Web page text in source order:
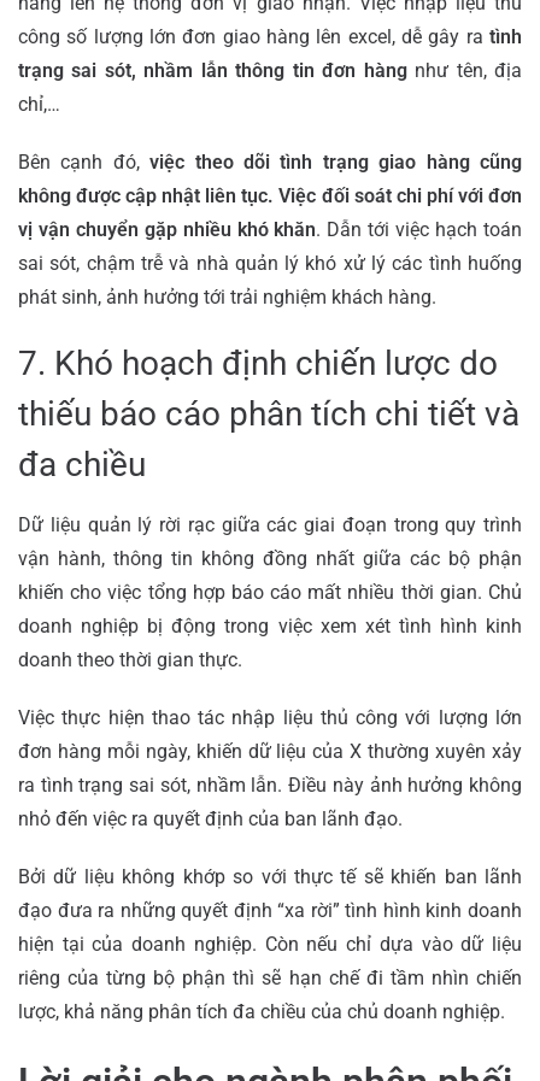
công số lượng lớn đơn giao hàng lên excel, dễ gây ra tình
trạng sai sót, nhầm lẫn thông tin đơn hàngnhư tên, địa
chỉ,…
Bên cạnh đó,việc theo dõi tình trạng giao hàng cũng
không được cập nhật liên tục. Việc đối soát chi phí với đơn
vị vận chuyển gặp nhiều khó khăn. Dẫn tới việc hạch toán
sai sót, chậm trễ và nhà quản lý khó xử lý các tình huống
phát sinh, ảnh hưởng tới trải nghiệm khách hàng.
7. Khó hoạch định chiến lược do
thiếu báo cáo phân tích chi tiết và
đa chiều
Dữ liệu quản lý rời rạc giữa các giai đoạn trong quy trình
vận hành, thông tin không đồng nhất giữa các bộ phận
khiến cho việc tổng hợp báo cáo mất nhiều thời gian. Chủ
doanh nghiệp bị động trong việc xem xét tình hình kinh
doanh theo thời gian thực.
Việc thực hiện thao tác nhập liệu thủ công với lượng lớn
đơn hàng mỗi ngày, khiến dữ liệu của X thường xuyên xảy
ra tình trạng sai sót, nhầm lẫn. Điều này ảnh hưởng không
nhỏ đến việc ra quyết định của ban lãnh đạo.
Bởi dữ liệu không khớp so với thực tế sẽ khiến ban lãnh
đạo đưa ra những quyết định “xa rời” tình hình kinh doanh
hiện tại của doanh nghiệp. Còn nếu chỉ dựa vào dữ liệu
riêng của từng bộ phận thì sẽ hạn chế đi tầm nhìn chiến
lược, khả năng phân tích đa chiều của chủ doanh nghiệp.